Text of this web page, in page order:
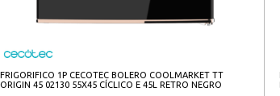
FRIGORIFICO 1P CECOTEC BOLERO COOLMARKET TT
ORIGIN 45 02130 55X45 CÍCLICO E 45L RETRO NEGRO